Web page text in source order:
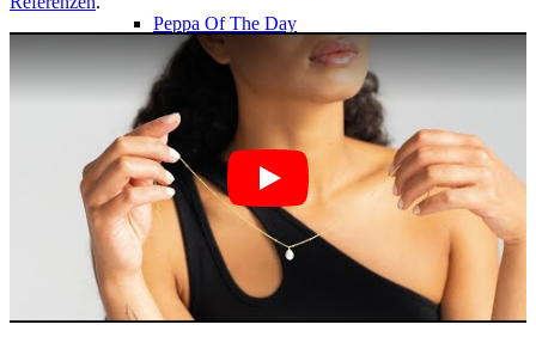
Peppa Of The Day
Contact
x Instagram
x TikTok